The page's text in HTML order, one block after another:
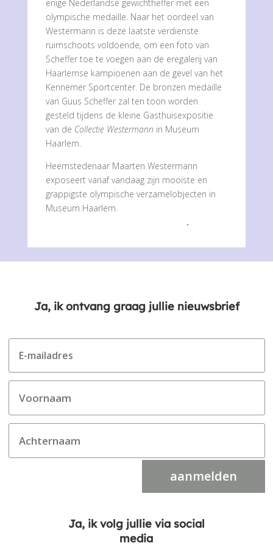
enige Nederlandse gewichtheffer met een
olympische medaille. Naar het oordeel van
Westermann is deze laatste verdienste
ruimschoots voldoende, om een foto van
Scheffer toe te voegen aan de eregalerij van
Haarlemse kampioenen aan de gevel van het
Kennemer Sportcenter. De bronzen medaille
van Guus Scheffer zal ten toon worden
gesteld tijdens de kleine Gasthuisexpositie
van de Collectie Westermann in Museum
Haarlem.
Heemstedenaar Maarten Westermann
exposeert vanaf vandaag zijn mooiste en
grappigste olympische verzamelobjecten in
Museum Haarlem.
.
Ja, ik ontvang graag jullie nieuwsbrief
aanmelden
Ja, ik volg jullie via social
media